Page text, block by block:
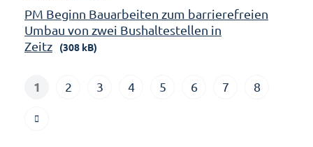
PM Beginn Bauarbeiten zum barrierefreien
Umbau von zwei Bushaltestellen in
Zeitz
(308 kB)
1 2 3 4 5 6 7 8